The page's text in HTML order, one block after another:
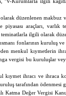
"V-Kurumlarla ilgili
düzenlenen
araçları, varlık
ilgili olarak
fonlarının kuruluş ve
menkul kıymetlerin
vergisi bu kuruluşlar
kıymet ihracı ve ihraca
tarafından ödenmesi
Katma Değer Vergisi